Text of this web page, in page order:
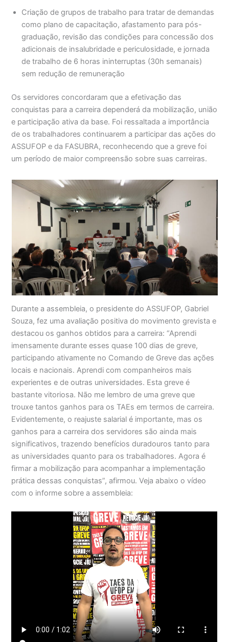
Criação de grupos de trabalho para tratar de demandas
como plano de capacitação, afastamento para pós-
graduação, revisão das condições para concessão dos
adicionais de insalubridade e periculosidade, e jornada
de trabalho de 6 horas ininterruptas (30h semanais)
sem redução de remuneração
Os servidores concordaram que a efetivação das
conquistas para a carreira dependerá da mobilização, união
e participação ativa da base. Foi ressaltada a importância
de os trabalhadores continuarem a participar das ações do
ASSUFOP e da FASUBRA, reconhecendo que a greve foi
um período de maior compreensão sobre suas carreiras.
Durante a assembleia, o presidente do ASSUFOP, Gabriel
Souza, fez uma avaliação positiva do movimento grevista e
destacou os ganhos obtidos para a carreira: “Aprendi
imensamente durante esses quase 100 dias de greve,
participando ativamente no Comando de Greve das ações
locais e nacionais. Aprendi com companheiros mais
experientes e de outras universidades. Esta greve é
bastante vitoriosa. Não me lembro de uma greve que
trouxe tantos ganhos para os TAEs em termos de carreira.
Evidentemente, o reajuste salarial é importante, mas os
ganhos para a carreira dos servidores são ainda mais
significativos, trazendo benefícios duradouros tanto para
as universidades quanto para os trabalhadores. Agora é
firmar a mobilização para acompanhar a implementação
prática dessas conquistas”, afirmou. Veja abaixo o vídeo
com o informe sobre a assembleia: